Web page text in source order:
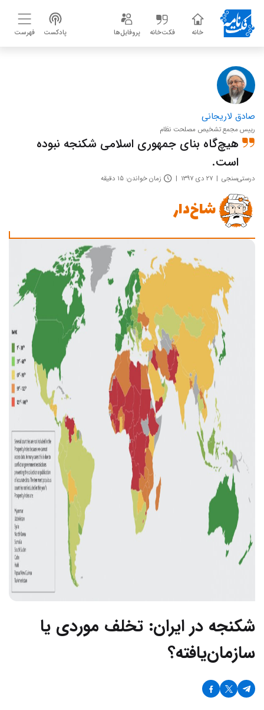
خانه فکت‌خانه پروفایل‌ها پادکست فهرست
صادق لاریجانی
رییس مجمع تشخیص مصلحت نظام
هیچ‌گاه بنای جمهوری اسلامی شکنجه نبوده
است.
درستی‌سنجی ۲۷ دی ۱۳۹۷ زمان خواندن: ۱۵ دقیقه
شاخ‌دار
شکنجه در ایران: تخلف‌ موردی یا
سازمان‌یافته؟